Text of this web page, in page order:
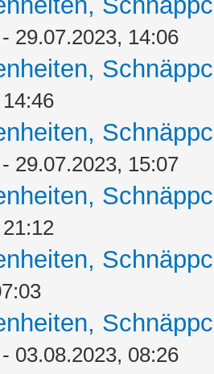
29.07.2023, 14:06
29.07.2023, 15:07
03.08.2023, 08:26